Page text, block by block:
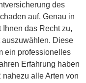
des
auf. Genau in
das Recht zu,
Diese
ein professionelles
Erfahrung haben
nahezu alle Arten von